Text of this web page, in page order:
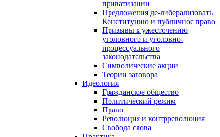
приватизации
Предложения де-либерализовать
Конституцию и публичное право
Призывы к ужесточению
уголовного и уголовно-
процессуального
законодательства
Символические акции
Теории заговора
Идеология
Гражданское общество
Политический режим
Право
Революция и контрреволюция
Свобода слова